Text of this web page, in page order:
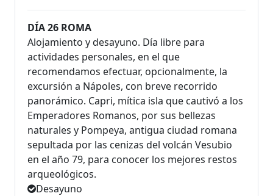
DÍA 26 ROMA
Alojamiento y desayuno. Día libre para
actividades personales, en el que
recomendamos efectuar, opcionalmente, la
excursión a Nápoles, con breve recorrido
panorámico. Capri, mítica isla que cautivó a los
Emperadores Romanos, por sus bellezas
naturales y Pompeya, antigua ciudad romana
sepultada por las cenizas del volcán Vesubio
en el año 79, para conocer los mejores restos
arqueológicos.
Desayuno